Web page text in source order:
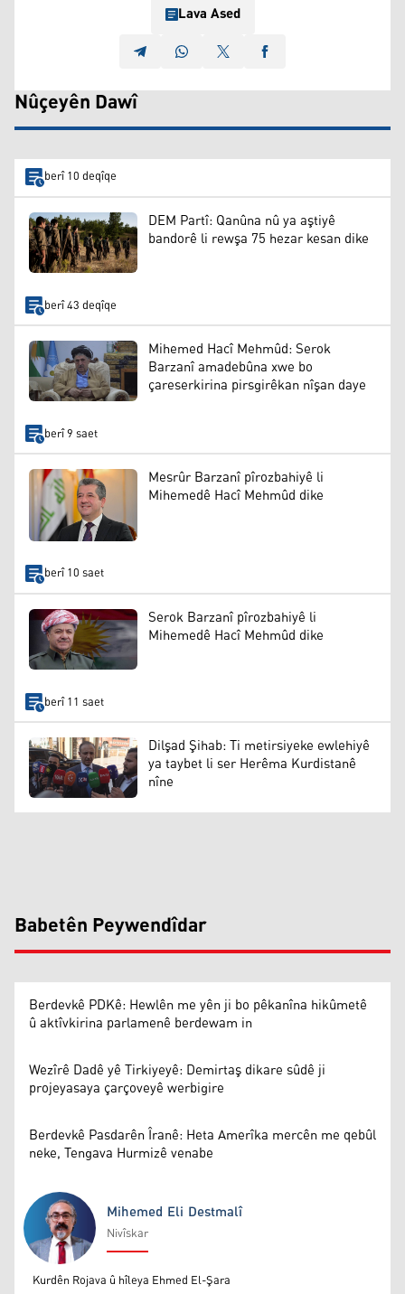
Lava Ased
Nûçeyên Dawî
berî 10 deqîqe
DEM Partî: Qanûna nû ya aştiyê
bandorê li rewşa 75 hezar kesan dike
berî 43 deqîqe
Mihemed Hacî Mehmûd: Serok
Barzanî amadebûna xwe bo
çareserkirina pirsgirêkan nîşan daye
berî 9 saet
Mesrûr Barzanî pîrozbahiyê li
Mihemedê Hacî Mehmûd dike
berî 10 saet
Serok Barzanî pîrozbahiyê li
Mihemedê Hacî Mehmûd dike
berî 11 saet
Dilşad Şihab: Ti metirsiyeke ewlehiyê
ya taybet li ser Herêma Kurdistanê
nîne
Babetên Peywendîdar
Berdevkê PDKê: Hewlên me yên ji bo pêkanîna hikûmetê
û aktîvkirina parlamenê berdewam in
Wezîrê Dadê yê Tirkiyeyê: Demirtaş dikare sûdê ji
projeyasaya çarçoveyê werbigire
Berdevkê Pasdarên Îranê: Heta Amerîka mercên me qebûl
neke, Tengava Hurmizê venabe
Mihemed Eli Destmalî
Mihemed Eli Destmalî
Nivîskar
Kurdên Rojava û hîleya Ehmed El-Şara